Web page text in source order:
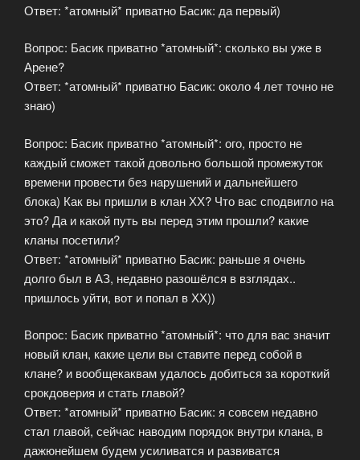
Ответ: *атомный* приватно Басик: да первый)
Вопрос: Басик приватно *атомный*: сколько вы уже в
Арене?
Ответ: *атомный* приватно Басик: около 4 лет точно не
знаю)
Вопрос: Басик приватно *атомный*: ого, просто не
каждый сможет такой довольно большой промежуток
времени провести без нарушений и дальнейшего
блока) Как вы пришли в клан ХХ? Что вас сподвигло на
это? Да и какой путь вы перед этим прошли? какие
кланы посетили?
Ответ: *атомный* приватно Басик: раньше я очень
долго был в АЗ, недавно разошёлся в взглядах..
пришлось уйти, вот и попал в ХХ))
Вопрос: Басик приватно *атомный*: что для вас значит
новый клан, какие цели вы ставите перед собой в
клане? и вообщекаквам удалось добиться за короткий
срокдоверия и стать главой?
Ответ: *атомный* приватно Басик: я совсем недавно
стал главой, сейчас наводим порядок внутри клана, в
дажюнейшем будем усиливатся и развиватся